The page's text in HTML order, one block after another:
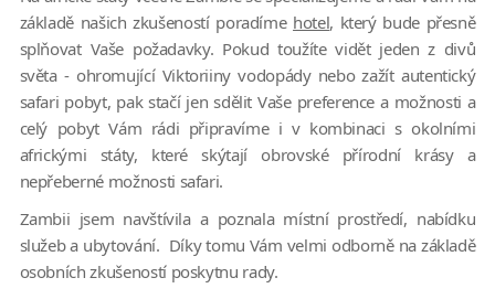
základě našich zkušeností poradíme hotel, který bude přesně
splňovat Vaše požadavky. Pokud toužíte vidět jeden z divů
světa - ohromující Viktoriiny vodopády nebo zažít autentický
safari pobyt, pak stačí jen sdělit Vaše preference a možnosti a
celý pobyt Vám rádi připravíme i v kombinaci s okolními
africkými státy, které skýtají obrovské přírodní krásy a
nepřeberné možnosti safari.
Zambii jsem navštívila a poznala místní prostředí, nabídku
služeb a ubytování. Díky tomu Vám velmi odborně na základě
osobních zkušeností poskytnu rady.